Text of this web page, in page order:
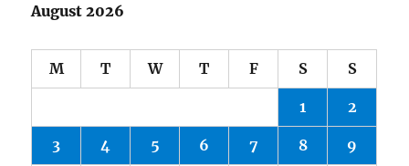
August 2026
M T W T F S S
1 2
3 4 5 6 7 8 9